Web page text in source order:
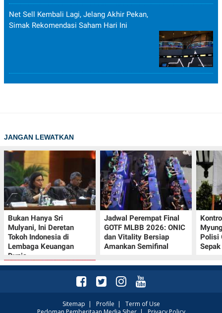
Net Sell Kembali Lagi, Jelang Akhir Pekan,
Simak Rekomendasi Saham Hari Ini
JANGAN LEWATKAN
Bukan Hanya Sri
Mulyani, Ini Deretan
Tokoh Indonesia di
Lembaga Keuangan
Dunia
Jadwal Perempat Final
GOTF MLBB 2026: ONIC
dan Vitality Bersiap
Amankan Semifinal
Polisi
Sitemap | Profile | Term of Use